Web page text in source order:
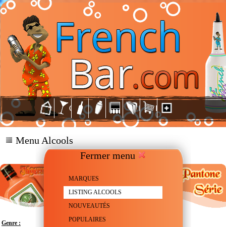
Fermer menu
MARQUES
LISTING ALCOOLS
NOUVEAUTÉS
POPULAIRES
Menu Alcools
Genre : Liqueur de Plantes